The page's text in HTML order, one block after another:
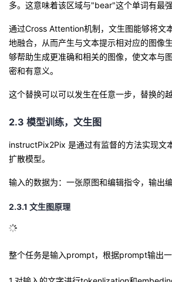
多。这意味着该区域与"bear"这个单词有最强
通过Cross Attention机制，文生图能够将文
地融合，从而产生与文本提示相对应的图像
够帮助生成更准确和相关的图像，使文本与
密和有意义。
这个替换可以可以发生在任意一步，替换的
2.3 模型训练，文生图
instructPix2Pix 是通过有监督的方法实现文
扩散模型。
输入的数据为：一张原图和编辑指令，输出
2.3.1 文生图原理
整个任务是输入prompt，根据prompt输出一